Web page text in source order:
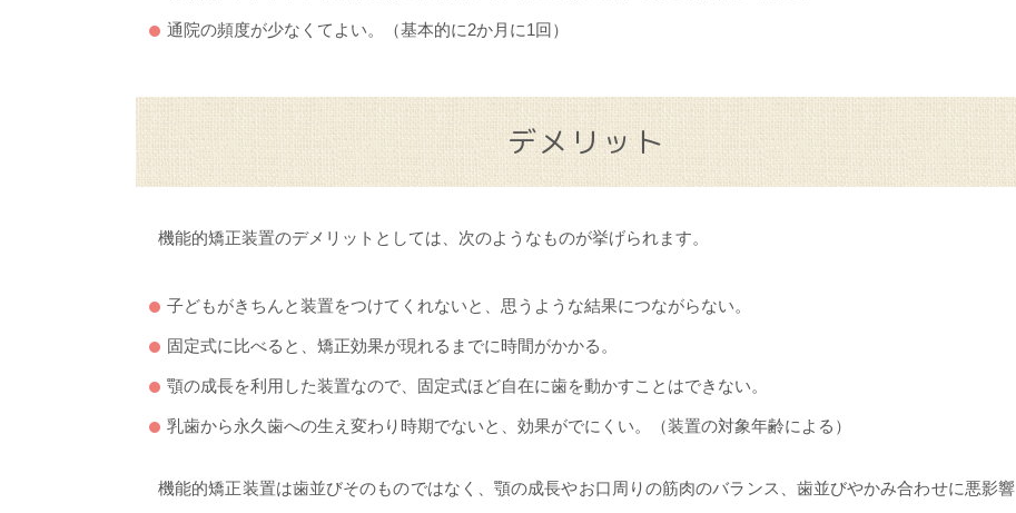
通院の頻度が少なくてよい。（基本的に2か月に1回）
デメリット
機能的矯正装置のデメリットとしては、次のようなものが挙げられます。
子どもがきちんと装置をつけてくれないと、思うような結果につながらない。
固定式に比べると、矯正効果が現れるまでに時間がかかる。
顎の成長を利用した装置なので、固定式ほど自在に歯を動かすことはできない。
乳歯から永久歯への生え変わり時期でないと、効果がでにくい。（装置の対象年齢による）
機能的矯正装置は歯並びそのものではなく、顎の成長やお口周りの筋肉のバランス、歯並びやかみ合わせに悪影響